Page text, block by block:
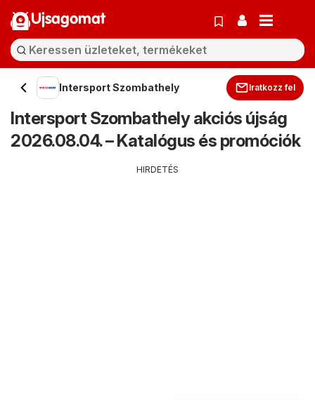
Ujsagomat
Intersport Szombathely Iratkozz fel
Intersport Szombathely akciós újság
2026.08.04. – Katalógus és promóciók
HIRDETÉS